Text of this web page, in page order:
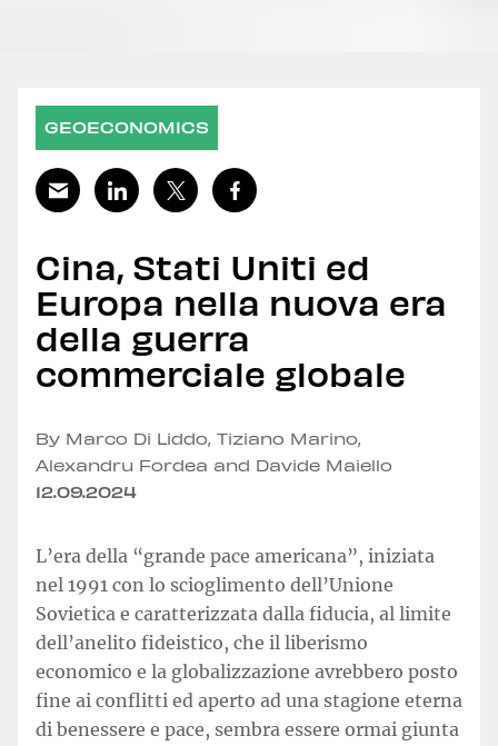
GEOECONOMICS
Cina, Stati Uniti ed
Europa nella nuova era
della guerra
commerciale globale
By Marco Di Liddo, Tiziano Marino,
Alexandru Fordea and Davide Maiello
12.09.2024
L’era della “grande pace americana”, iniziata
nel 1991 con lo scioglimento dell’Unione
Sovietica e caratterizzata dalla fiducia, al limite
dell’anelito fideistico, che il liberismo
economico e la globalizzazione avrebbero posto
fine ai conflitti ed aperto ad una stagione eterna
di benessere e pace, sembra essere ormai giunta